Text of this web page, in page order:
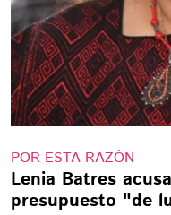
POR ESTA RAZÓN
Lenia Batres
presupuesto "de